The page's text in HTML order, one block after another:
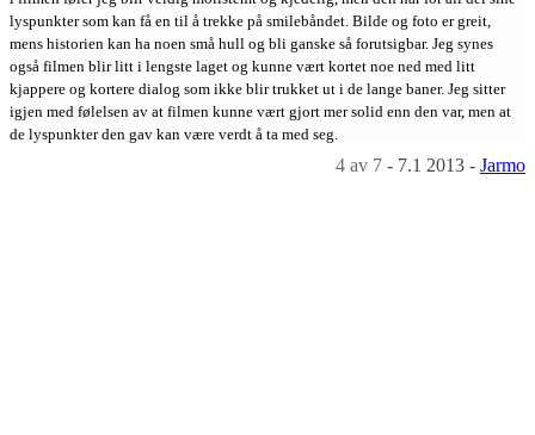
lyspunkter som kan få en til å trekke på smilebåndet. Bilde og foto er greit,
mens historien kan ha noen små hull og bli ganske så forutsigbar. Jeg synes
også filmen blir litt i lengste laget og kunne vært kortet noe ned med litt
kjappere og kortere dialog som ikke blir trukket ut i de lange baner. Jeg sitter
igjen med følelsen av at filmen kunne vært gjort mer solid enn den var, men at
de lyspunkter den gav kan være verdt å ta med seg.
4 av 7 - 7.1 2013 - Jarmo